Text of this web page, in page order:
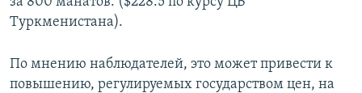
Туркменистана).
По мнению наблюдателей, это может привести к
повышению, регулируемых государством цен, на